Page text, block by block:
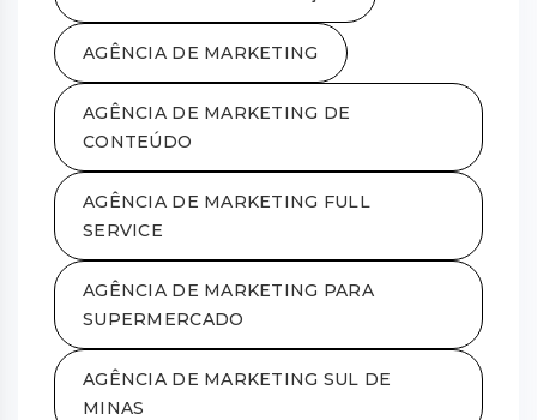
AGÊNCIA DE MARKETING
AGÊNCIA DE MARKETING DE
CONTEÚDO
AGÊNCIA DE MARKETING FULL
SERVICE
AGÊNCIA DE MARKETING PARA
SUPERMERCADO
AGÊNCIA DE MARKETING SUL DE
MINAS